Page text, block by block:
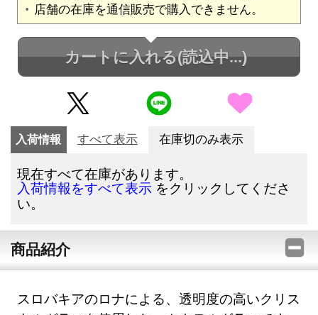
店舗の在庫を通信販売で購入できません。
カートに入れる(読込中...)
入荷情報 すべて表示 在庫切のみ表示
現在すべて在庫があります。
入荷情報をすべて表示 をクリックしてくださ
い。
商品紹介
スロバキアのロナによる、透明度の高いクリス